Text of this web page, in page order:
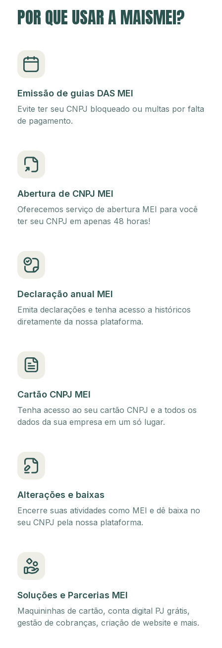
POR QUE USAR A MAISMEI?
Emissão de guias DAS MEI
Evite ter seu CNPJ bloqueado ou multas por falta
de pagamento.
Abertura de CNPJ MEI
Oferecemos serviço de abertura MEI para você
ter seu CNPJ em apenas 48 horas!
Declaração anual MEI
Emita declarações e tenha acesso a históricos
diretamente da nossa plataforma.
Cartão CNPJ MEI
Tenha acesso ao seu cartão CNPJ e a todos os
dados da sua empresa em um só lugar.
Alterações e baixas
Encerre suas atividades como MEI e dê baixa no
seu CNPJ pela nossa plataforma.
Soluções e Parcerias MEI
Maquininhas de cartão, conta digital PJ grátis,
gestão de cobranças, criação de website e mais.